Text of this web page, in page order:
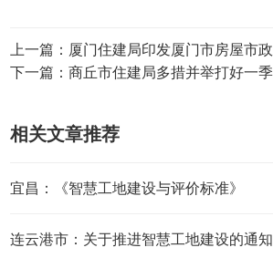
相关文章推荐
宜昌：《智慧工地建设与评价标准》
连云港市：关于推进智慧工地建设的通知